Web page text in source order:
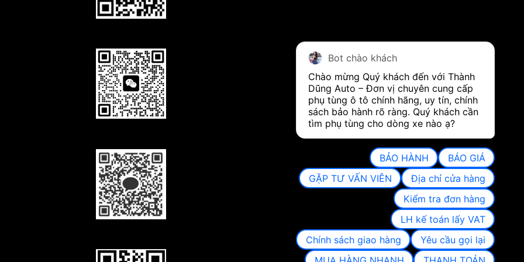
Bot chào khách
Chào mừng Quý khách đến với Thành
Dũng Auto – Đơn vị chuyên cung cấp
phụ tùng ô tô chính hãng, uy tín, chính
sách bảo hành rõ ràng. Quý khách cần
tìm phụ tùng cho dòng xe nào ạ?
BẢO HÀNH
BÁO GIÁ
GẶP TƯ VẤN VIÊN
Địa chỉ cửa hàng
Kiểm tra đơn hàng
LH kế toán lấy VAT
Chính sách giao hàng
Yêu cầu gọi lại